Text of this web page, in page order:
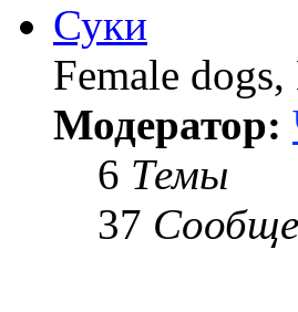
Суки
Female
Модератор:
6 Темы
37